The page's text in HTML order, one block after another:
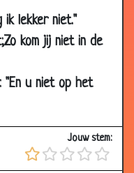
ik lekker niet."
kom jij niet in de
"En u niet op het
Jouw stem:
3.31
2.62
3.57